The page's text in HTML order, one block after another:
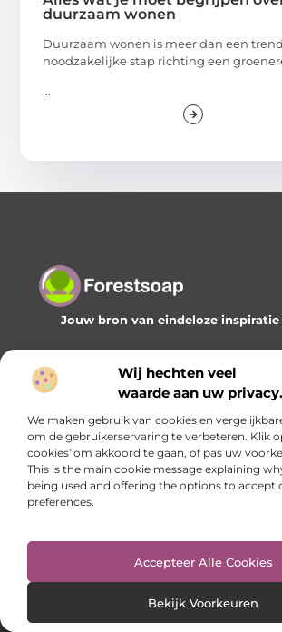
Wij hechten veel
waarde aan uw privacy.
We maken gebruik van cookies en
om de gebruikerservaring te verbeteren. Klik
cookies' om akkoord te gaan, of pas uw
This is the main cookie message explaining
being used and offering the options to accept
preferences.
Accepteer Alle Cookies
Bekijk Voorkeuren
duurzaam wonen
Duurzaam wonen is meer dan een
noodzakelijke stap richting een
...
Jouw bron van eindeloze inspiratie
Ontdek onze blogs en artikelen en laat je
een wereld vol waardevolle
Onze informatie